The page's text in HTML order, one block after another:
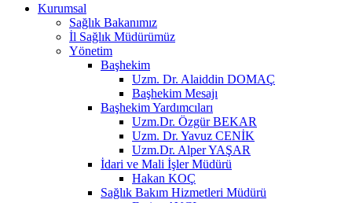
Kurumsal
Sağlık Bakanımız
İl Sağlık Müdürümüz
Yönetim
Başhekim
Uzm. Dr. Alaiddin DOMAÇ
Başhekim Mesajı
Başhekim Yardımcıları
Uzm.Dr. Özgür BEKAR
Uzm. Dr. Yavuz CENİK
Uzm.Dr. Alper YAŞAR
İdari ve Mali İşler Müdürü
Hakan KOÇ
Sağlık Bakım Hizmetleri Müdürü